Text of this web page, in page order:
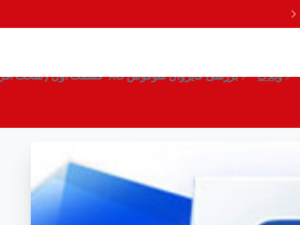
وبلاگ بررسی فایروال سوفوس XG قسمت اول ( سخت افزار)